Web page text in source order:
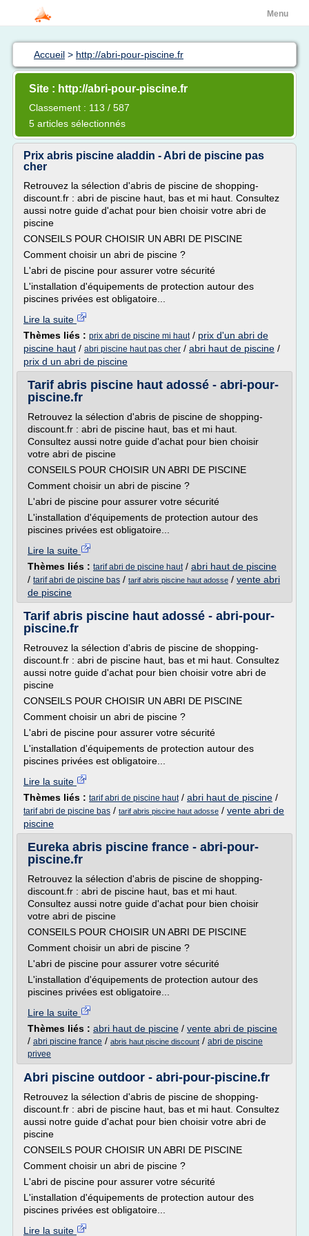
Menu
Accueil > http://abri-pour-piscine.fr
Site : http://abri-pour-piscine.fr
Classement : 113 / 587
5 articles sélectionnés
Prix abris piscine aladdin - Abri de piscine pas
cher
Retrouvez la sélection d'abris de piscine de shopping-
discount.fr : abri de piscine haut, bas et mi haut. Consultez
aussi notre guide d'achat pour bien choisir votre abri de
piscine
CONSEILS POUR CHOISIR UN ABRI DE PISCINE
Comment choisir un abri de piscine ?
L'abri de piscine pour assurer votre sécurité
L'installation d'équipements de protection autour des
piscines privées est obligatoire...
Lire la suite
Thèmes liés : prix abri de piscine mi haut/ prix d'un abri de
piscine haut / abri piscine haut pas cher / abri haut de piscine /
prix d un abri de piscine
Tarif abris piscine haut adossé - abri-pour-
piscine.fr
Retrouvez la sélection d'abris de piscine de shopping-
discount.fr : abri de piscine haut, bas et mi haut.
Consultez aussi notre guide d'achat pour bien choisir
votre abri de piscine
CONSEILS POUR CHOISIR UN ABRI DE PISCINE
Comment choisir un abri de piscine ?
L'abri de piscine pour assurer votre sécurité
L'installation d'équipements de protection autour des
piscines privées est obligatoire...
Lire la suite
Thèmes liés : tarif abri de piscine haut/ abri haut de piscine
/ tarif abri de piscine bas / tarif abris piscine haut adosse / vente abri
de piscine
Tarif abris piscine haut adossé - abri-pour-
piscine.fr
Retrouvez la sélection d'abris de piscine de shopping-
discount.fr : abri de piscine haut, bas et mi haut. Consultez
aussi notre guide d'achat pour bien choisir votre abri de
piscine
CONSEILS POUR CHOISIR UN ABRI DE PISCINE
Comment choisir un abri de piscine ?
L'abri de piscine pour assurer votre sécurité
L'installation d'équipements de protection autour des
piscines privées est obligatoire...
Lire la suite
Thèmes liés : tarif abri de piscine haut/ abri haut de piscine /
tarif abri de piscine bas / tarif abris piscine haut adosse / vente abri de
piscine
Eureka abris piscine france - abri-pour-
piscine.fr
Retrouvez la sélection d'abris de piscine de shopping-
discount.fr : abri de piscine haut, bas et mi haut.
Consultez aussi notre guide d'achat pour bien choisir
votre abri de piscine
CONSEILS POUR CHOISIR UN ABRI DE PISCINE
Comment choisir un abri de piscine ?
L'abri de piscine pour assurer votre sécurité
L'installation d'équipements de protection autour des
piscines privées est obligatoire...
Lire la suite
Thèmes liés : abri haut de piscine / vente abri de piscine
/ abri piscine france / abris haut piscine discount / abri de piscine
privee
Abri piscine outdoor - abri-pour-piscine.fr
Retrouvez la sélection d'abris de piscine de shopping-
discount.fr : abri de piscine haut, bas et mi haut. Consultez
aussi notre guide d'achat pour bien choisir votre abri de
piscine
CONSEILS POUR CHOISIR UN ABRI DE PISCINE
Comment choisir un abri de piscine ?
L'abri de piscine pour assurer votre sécurité
L'installation d'équipements de protection autour des
piscines privées est obligatoire...
Lire la suite